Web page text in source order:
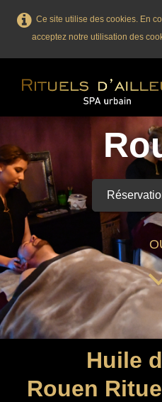
Ce site utilise des cookies. En
acceptez notre utilisation des
Massage
Visage
Corps
Femme enceinte
Enfant
Esthétique / Bronzage
Amincissant
Huile
Huile
Rouen